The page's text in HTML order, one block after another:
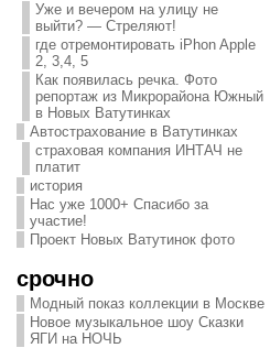
Уже и вечером на улицу не
выйти? — Стреляют!
где отремонтировать iPhon Apple
2, 3,4, 5
Как появилась речка. Фото
репортаж из Микрорайона Южный
в Новых Ватутинках
Автострахование в Ватутинках
страховая компания ИНТАЧ не
платит
история
Нас уже 1000+ Спасибо за
участие!
Проект Новых Ватутинок фото
срочно
Модный показ коллекции в Москве
Новое музыкальное шоу Сказки
ЯГИ на НОЧЬ